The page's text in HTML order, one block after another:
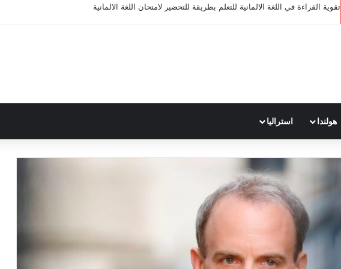
تقوية القراءة في اللغة الالمانية للتعلم بطريقة للتحضير لامتحان اللغة الالمانية
هولندا استراليا